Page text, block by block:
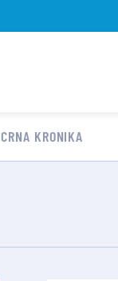
CRNA KRONIKA